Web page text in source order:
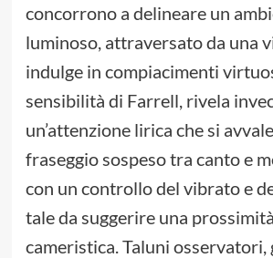
concorrono a delineare un
luminoso, attraversato da una
indulge in compiacimenti
sensibilità di Farrell, rivela
un’attenzione lirica che si
fraseggio sospeso tra canto e
con un controllo del vibrato e
tale da suggerire una
cameristica. Taluni